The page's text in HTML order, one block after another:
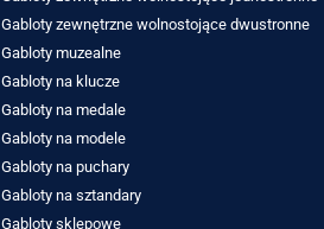
Gabloty zewnętrzne wolnostojące dwustronne
Gabloty muzealne
Gabloty na klucze
Gabloty na medale
Gabloty na modele
Gabloty na puchary
Gabloty na sztandary
Gabloty sklepowe